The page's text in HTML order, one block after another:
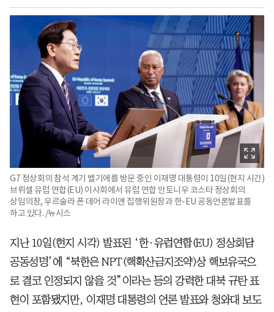
G7 정상회의 참석 계기 벨기에를 방문 중인 이재명 대통령이 10일(현지 시간)
브뤼셀 유럽 연합(EU) 이사회에서 유럽 연합 안토니우 코스타 정상회의
상임의장, 우르술라 폰 데어 라이엔 집행위원장과 한-EU 공동언론발표를
하고 있다. /뉴시스
지난 10일(현지 시각) 발표된 ‘한·유럽연합(EU) 정상회담
공동성명’에 “북한은 NPT(핵확산금지조약)상 핵보유국으
로 결코 인정되지 않을 것”이라는 등의 강력한 대북 규탄 표
현이 포함됐지만, 이재명 대통령의 언론 발표와 청와대 보도